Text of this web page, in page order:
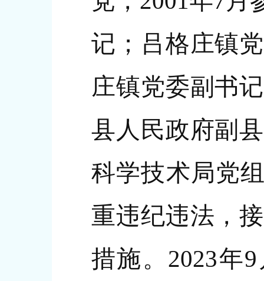
记；吕格庄镇
庄镇党委副书
县人民政府副
科学技术局党
重违纪违法，
措施。2023年